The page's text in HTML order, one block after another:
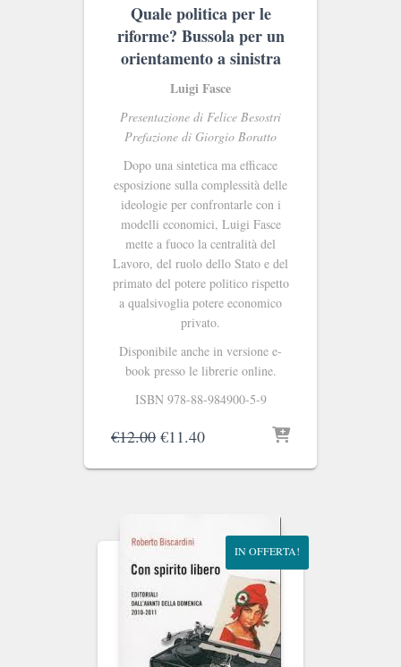
Quale politica per le
riforme? Bussola per un
orientamento a sinistra
Luigi Fasce
Presentazione di Felice Besostri
Prefazione di Giorgio Boratto
Dopo una sintetica ma efficace
esposizione sulla complessità delle
ideologie per confrontarle con i
modelli economici, Luigi Fasce
mette a fuoco la centralità del
Lavoro, del ruolo dello Stato e del
primato del potere politico rispetto
a qualsivoglia potere economico
privato.
Disponibile anche in versione e-
book presso le librerie online.
ISBN 978-88-984900-5-9
€12.00 Il
originale
€11.40Il
attuale
IN OFFERTA!